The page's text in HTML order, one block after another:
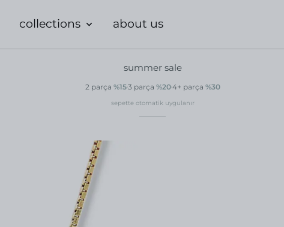
collections about us
summer sale
2 parça %153 parça %204+ parça %30
sepette otomatik uygulanır